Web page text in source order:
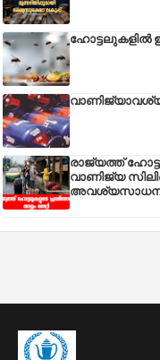
ഹോട്ടലുകളിൽ
രാജ്യത്ത്
വാണിജ്യ